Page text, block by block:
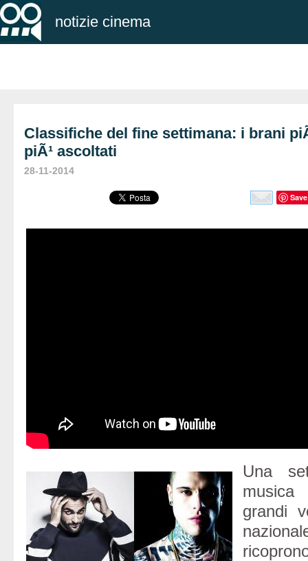
notizie cinema
Classifiche del fine settimana: i brani
piÃ¹ ascoltati
28-11-2014
Save
Una
grandi